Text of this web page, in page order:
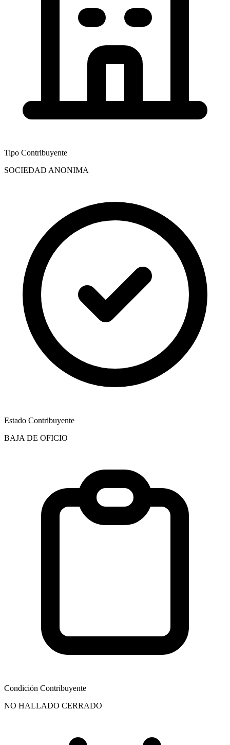
Tipo Contribuyente
SOCIEDAD ANONIMA
Estado Contribuyente
BAJA DE OFICIO
Condición Contribuyente
NO HALLADO CERRADO